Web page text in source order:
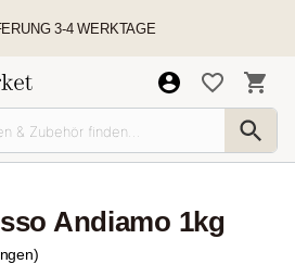
3-4 WERKTAGE
Andiamo 1kg